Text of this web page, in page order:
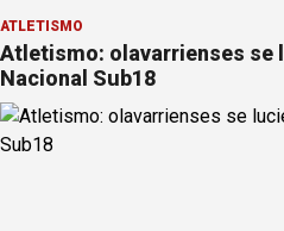
ATLETISMO
Atletismo: olavarrienses se
Nacional Sub18